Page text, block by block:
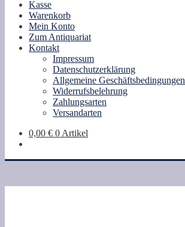
Kasse
Warenkorb
Mein Konto
Zum Antiquariat
Kontakt
Impressum
Datenschutzerklärung
Allgemeine Geschäftsbedingungen
Widerrufsbelehrung
Zahlungsarten
Versandarten
0,00 € 0 Artikel